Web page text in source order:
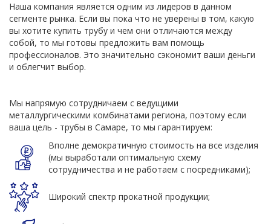
Наша компания является одним из лидеров в данном
сегменте рынка. Если вы пока что не уверены в том, какую
вы хотите купить трубу и чем они отличаются между
собой, то мы готовы предложить вам помощь
профессионалов. Это значительно сэкономит ваши деньги
и облегчит выбор.
Мы напрямую сотрудничаем с ведущими
металлургическими комбинатами региона, поэтому если
ваша цель - трубы в Самаре, то мы гарантируем:
Вполне демократичную стоимость на все изделия
(мы выработали оптимальную схему
сотрудничества и не работаем с посредниками);
Широкий спектр прокатной продукции;